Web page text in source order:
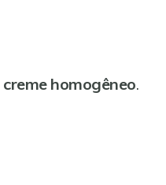
creme homogêneo.